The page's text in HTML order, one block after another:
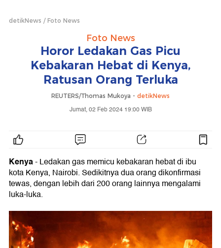
detikNews Foto News
Foto News
Horor Ledakan Gas Picu
Kebakaran Hebat di Kenya,
Ratusan Orang Terluka
REUTERS/Thomas Mukoya - detikNews
Jumat, 02 Feb 2024 19:00 WIB
Kenya- Ledakan gas memicu kebakaran hebat di ibu
kota Kenya, Nairobi. Sedikitnya dua orang dikonfirmasi
tewas, dengan lebih dari 200 orang lainnya mengalami
luka-luka.